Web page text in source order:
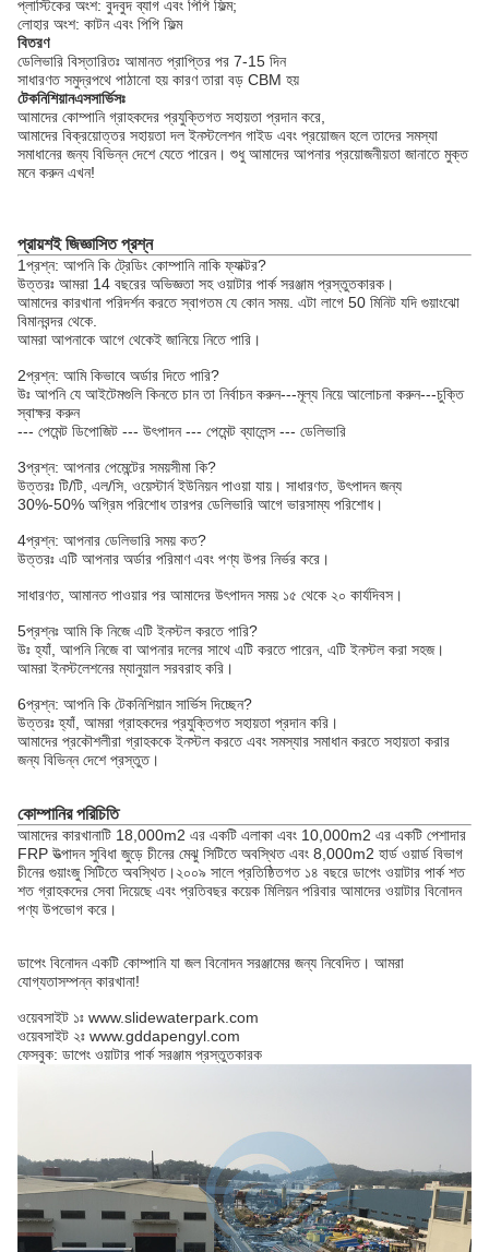
প্লাস্টিকের অংশ: বুদবুদ ব্যাগ এবং পিপি ফিল্ম;
লোহার অংশ: কাটন এবং পিপি ফিল্ম
বিতরণ
ডেলিভারি বিস্তারিতঃ আমানত প্রাপ্তির পর 7-15 দিন
সাধারণত সমুদ্রপথে পাঠানো হয় কারণ তারা বড় CBM হয়
টেকনিশিয়ানএসসার্ভিসঃ
আমাদের কোম্পানি গ্রাহকদের প্রযুক্তিগত সহায়তা প্রদান করে,
আমাদের বিক্রয়োত্তর সহায়তা দল ইনস্টলেশন গাইড এবং প্রয়োজন হলে তাদের সমস্যা
সমাধানের জন্য বিভিন্ন দেশে যেতে পারেন। শুধু আমাদের আপনার প্রয়োজনীয়তা জানাতে মুক্ত
মনে করুন এখন!
প্রায়শই জিজ্ঞাসিত প্রশ্ন
1প্রশ্ন: আপনি কি ট্রেডিং কোম্পানি নাকি ফ্যাক্টর?
উত্তরঃ আমরা 14 বছরের অভিজ্ঞতা সহ ওয়াটার পার্ক সরঞ্জাম প্রস্তুতকারক।
আমাদের কারখানা পরিদর্শন করতে স্বাগতম যে কোন সময়. এটা লাগে 50 মিনিট যদি গুয়াংঝো
বিমানবন্দর থেকে.
আমরা আপনাকে আগে থেকেই জানিয়ে নিতে পারি।
2প্রশ্ন: আমি কিভাবে অর্ডার দিতে পারি?
উঃ আপনি যে আইটেমগুলি কিনতে চান তা নির্বাচন করুন---মূল্য নিয়ে আলোচনা করুন---চুক্তি
স্বাক্ষর করুন
--- পেমেন্ট ডিপোজিট --- উৎপাদন --- পেমেন্ট ব্যালেন্স --- ডেলিভারি
3প্রশ্ন: আপনার পেমেন্টের সময়সীমা কি?
উত্তরঃ টি/টি, এল/সি, ওয়েস্টার্ন ইউনিয়ন পাওয়া যায়। সাধারণত, উৎপাদন জন্য
30%-50% অগ্রিম পরিশোধ তারপর ডেলিভারি আগে ভারসাম্য পরিশোধ।
4প্রশ্ন: আপনার ডেলিভারি সময় কত?
উত্তরঃ এটি আপনার অর্ডার পরিমাণ এবং পণ্য উপর নির্ভর করে।
সাধারণত, আমানত পাওয়ার পর আমাদের উৎপাদন সময় ১৫ থেকে ২০ কার্যদিবস।
5প্রশ্নঃ আমি কি নিজে এটি ইনস্টল করতে পারি?
উঃ হ্যাঁ, আপনি নিজে বা আপনার দলের সাথে এটি করতে পারেন, এটি ইনস্টল করা সহজ।
আমরা ইনস্টলেশনের ম্যানুয়াল সরবরাহ করি।
6প্রশ্ন: আপনি কি টেকনিশিয়ান সার্ভিস দিচ্ছেন?
উত্তরঃ হ্যাঁ, আমরা গ্রাহকদের প্রযুক্তিগত সহায়তা প্রদান করি।
আমাদের প্রকৌশলীরা গ্রাহককে ইনস্টল করতে এবং সমস্যার সমাধান করতে সহায়তা করার
জন্য বিভিন্ন দেশে প্রস্তুত।
কোম্পানির পরিচিতি
আমাদের কারখানাটি 18,000m2 এর একটি এলাকা এবং 10,000m2 এর একটি পেশাদার
FRP উত্পাদন সুবিধা জুড়ে চীনের মেঝু সিটিতে অবস্থিত এবং 8,000m2 হার্ড ওয়ার্ড বিভাগ
চীনের গুয়াংজু সিটিতে অবস্থিত।২০০৯ সালে প্রতিষ্ঠিতগত ১৪ বছরে ডাপেং ওয়াটার পার্ক শত
শত গ্রাহকদের সেবা দিয়েছে এবং প্রতিবছর কয়েক মিলিয়ন পরিবার আমাদের ওয়াটার বিনোদন
পণ্য উপভোগ করে।
ডাপেং বিনোদন একটি কোম্পানি যা জল বিনোদন সরঞ্জামের জন্য নিবেদিত। আমরা
যোগ্যতাসম্পন্ন কারখানা!
ওয়েবসাইট ১ঃ www.slidewaterpark.com
ওয়েবসাইট ২ঃ www.gddapengyl.com
ফেসবুক: ডাপেং ওয়াটার পার্ক সরঞ্জাম প্রস্তুতকারক